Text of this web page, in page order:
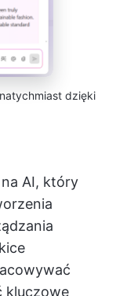
dzięki
AI, który
kluczowe